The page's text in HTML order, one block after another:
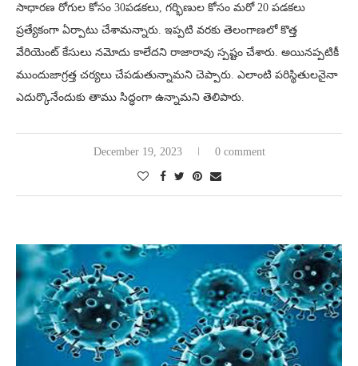
సాధారణ రోగుల కోసం 30పడకలు, గర్భిణుల కోసం మరో 20 పడకలు
ప్రత్యేకంగా ఏర్పాటు చేశామన్నారు. ఇప్పటి వరకు తెలంగాణలో కొత్త
వేరియెంట్ కేసులు నమోదు కాలేదని రాజారావు స్పష్టం చేశారు. అయినప్పటికీ
ముందుజాగ్రత్త చర్యలు చేపడుతున్నామని చెప్పారు. ఎలాంటి పరిస్థితులనైనా
ఎదుర్కొనేందుకు తాము సిద్ధంగా ఉన్నామని తెలిపారు.
December 19, 2023 0 comment